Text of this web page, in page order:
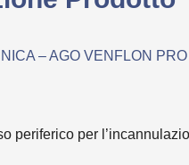
– AGO VENFLON
periferico per